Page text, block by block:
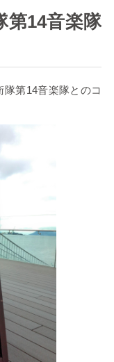
第14音楽隊
隊第14音楽隊とのコ